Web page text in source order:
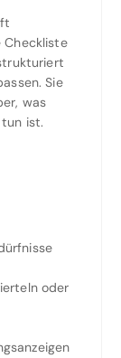
Checkliste
Sie
was
ist.
oder